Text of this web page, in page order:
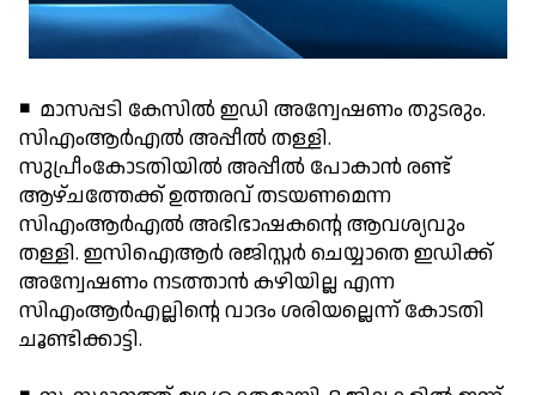
◾ മാസപ്പടി കേസില്‍ ഇഡി അന്വേഷണം തുടരും.
സിഎംആര്‍എല്‍ അപ്പീല്‍ തള്ളി.
സുപ്രീംകോടതിയില്‍ അപ്പീല്‍ പോകാന്‍ രണ്ട്
ആഴ്ചത്തേക്ക് ഉത്തരവ് തടയണമെന്ന
സിഎംആര്‍എല്‍ അഭിഭാഷകന്റെ ആവശ്യവും
തള്ളി. ഇസിഐആര്‍ രജിസ്റ്റര്‍ ചെയ്യാതെ ഇഡിക്ക്
അന്വേഷണം നടത്താന്‍ കഴിയില്ല എന്ന
സിഎംആര്‍എല്ലിന്റെ വാദം ശരിയല്ലെന്ന് കോടതി
ചൂണ്ടിക്കാട്ടി.